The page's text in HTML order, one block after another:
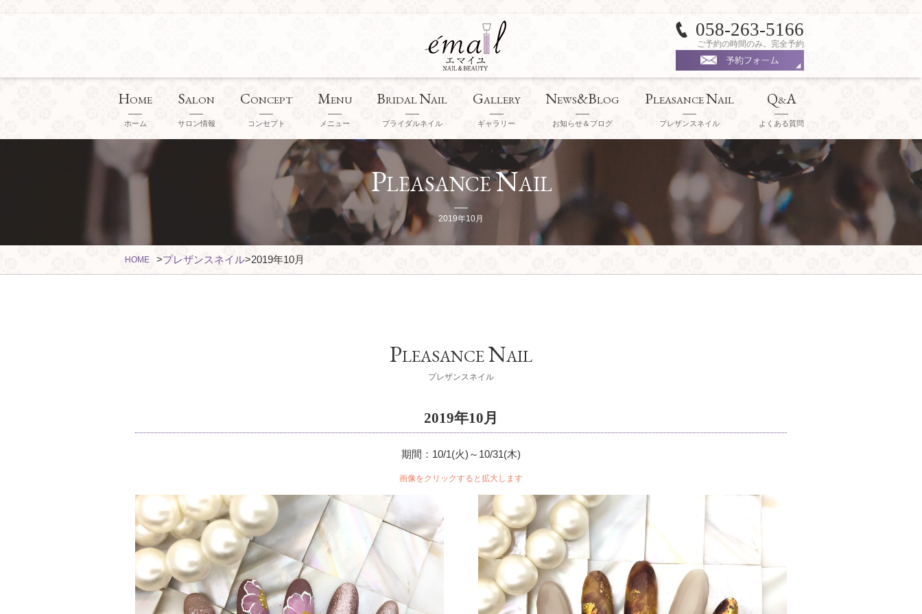
058-263-5166
ご予約の時間のみ。完全予約
HOME
ホーム
SALON
サロン情報
CONCEPT
コンセプト
MENU
メニュー
BRIDALNAIL
ブライダルネイル
GALLERY
ギャラリー
NEWS&BLOG
お知らせ＆ブログ
PLEASANCENAIL
プレザンスネイル
Q&A
よくある質問
PLEASANCENAIL
2019年10月
HOME >プレザンスネイル>2019年10月
PLEASANCENAIL
プレザンスネイル
2019年10月
期間：10/1(火)～10/31(木)
画像をクリックすると拡大します